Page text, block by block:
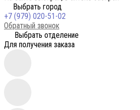
Выбрать город
+7 (979) 020-51-02
Обратный звонок
Выбрать отделение
Для получения заказа